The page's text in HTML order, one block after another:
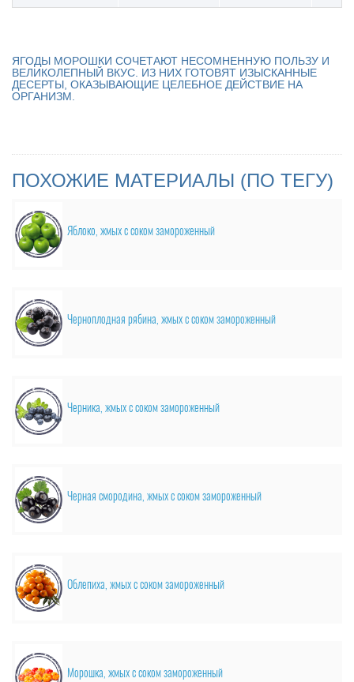
ЯГОДЫ МОРОШКИ СОЧЕТАЮТ НЕСОМНЕННУЮ ПОЛЬЗУ И
ВЕЛИКОЛЕПНЫЙ ВКУС. ИЗ НИХ ГОТОВЯТ ИЗЫСКАННЫЕ
ДЕСЕРТЫ, ОКАЗЫВАЮЩИЕ ЦЕЛЕБНОЕ ДЕЙСТВИЕ НА
ОРГАНИЗМ.
ПОХОЖИЕ МАТЕРИАЛЫ (ПО ТЕГУ)
Яблоко, жмых с соком замороженный
Черноплодная рябина, жмых с соком замороженный
Черника, жмых с соком замороженный
Черная смородина, жмых с соком замороженный
Облепиха, жмых с соком замороженный
Морошка, жмых с соком замороженный